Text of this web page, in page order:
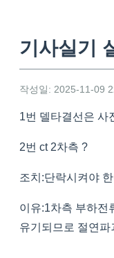
기사실기
작성일: 2025-11-09
1번 델타결선은 사
2번 ct 2차측 ?
조치:단락시켜야
이유:1차측 부하전
유기되므로 절연파